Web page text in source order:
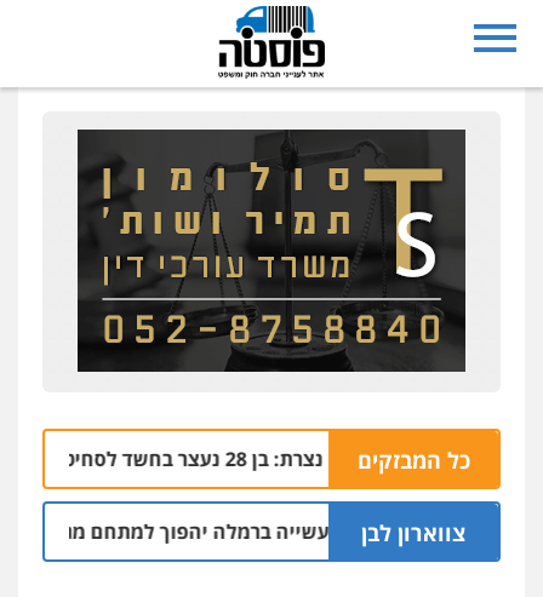
כל המבזקיםנצרת: בן 28 נעצר בחשד לסחיטה באיומים מטלפון שאינו שלו
צווארון לבן
חלק מאזור התעשייה ברמלה יהפוך למתחם מגורים עם 1,700 יחידות דיור